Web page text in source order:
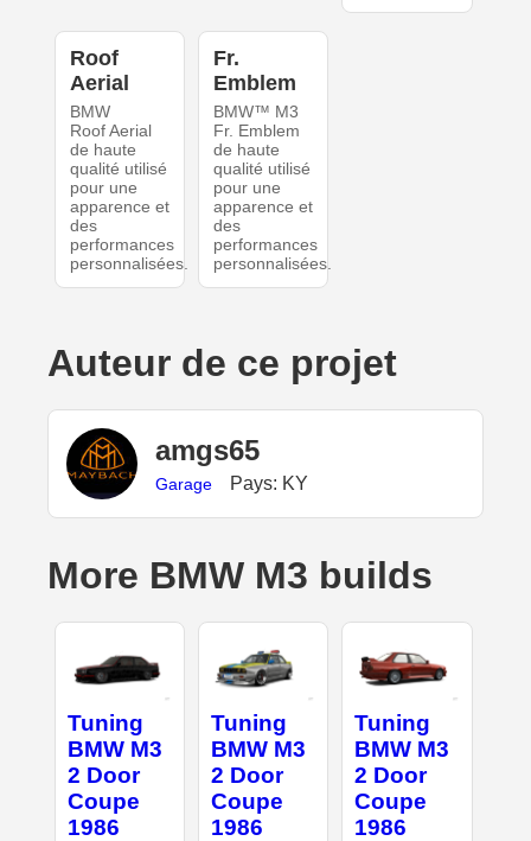
Roof
Aerial
BMW
Roof Aerial
de haute
qualité utilisé
pour une
apparence et
des
performances
personnalisées.
Fr.
Emblem
BMW™ M3
Fr. Emblem
de haute
qualité utilisé
pour une
apparence et
des
performances
personnalisées.
Auteur de ce projet
amgs65
Garage Pays: KY
More BMW M3 builds
Tuning
BMW M3
2 Door
Coupe
1986
Tuning
BMW M3
2 Door
Coupe
1986
Tuning
BMW M3
2 Door
Coupe
1986